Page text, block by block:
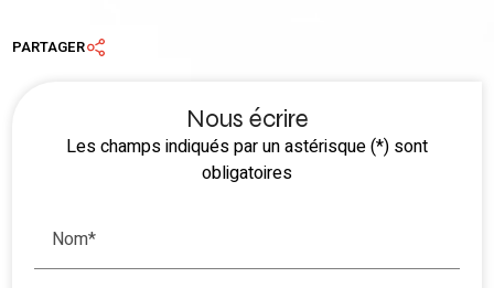
PARTAGER
Nous écrire
Les champs indiqués par un astérisque (*) sont
obligatoires
Nom*